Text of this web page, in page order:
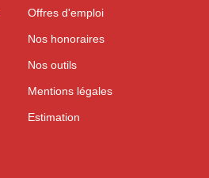
Offres d'emploi
Nos honoraires
Nos outils
Mentions légales
Estimation